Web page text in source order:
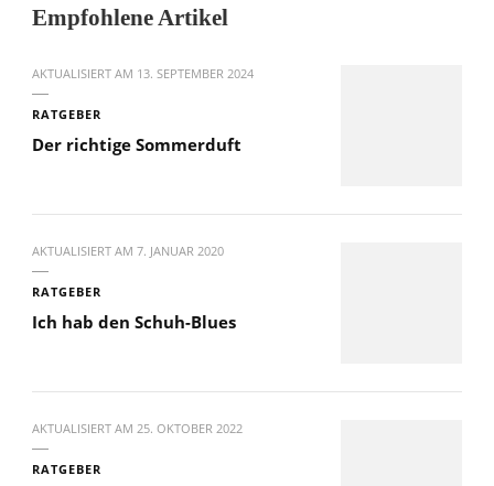
Empfohlene Artikel
AKTUALISIERT AM 13. SEPTEMBER 2024
RATGEBER
Der richtige Sommerduft
AKTUALISIERT AM 7. JANUAR 2020
RATGEBER
Ich hab den Schuh-Blues
AKTUALISIERT AM 25. OKTOBER 2022
RATGEBER